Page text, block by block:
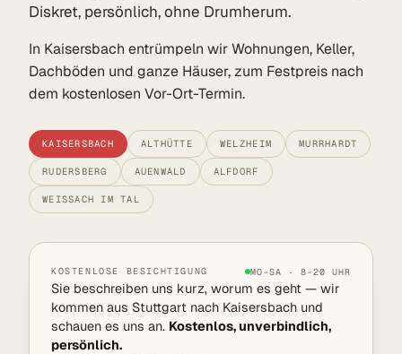
Diskret, persönlich, ohne Drumherum.
In Kaisersbach entrümpeln wir Wohnungen, Keller,
Dachböden und ganze Häuser, zum Festpreis nach
dem kostenlosen Vor-Ort-Termin.
KAISERSBACH ALTHÜTTE WELZHEIM MURRHARDT
RUDERSBERG AUENWALD ALFDORF
WEISSACH IM TAL
KOSTENLOSE BESICHTIGUNG MO–SA · 8–20 UHR
Sie beschreiben uns kurz, worum es geht — wir
kommen aus Stuttgart nach Kaisersbach und
schauen es uns an. Kostenlos, unverbindlich,
persönlich.